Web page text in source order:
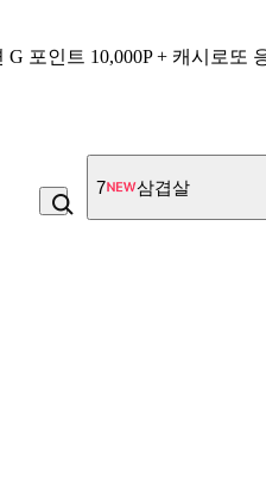
G 포인트 10,000P + 캐시로또
7 삼겹살